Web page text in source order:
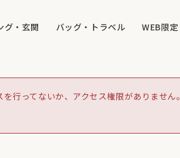
グ・玄関 バッグ・トラベル WEB限定
行ってないか、アクセス権限がありません。